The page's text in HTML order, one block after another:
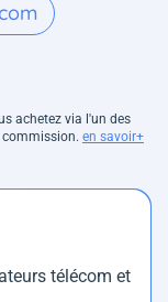
achetez via l'un des
commission. en savoir+
télécom et